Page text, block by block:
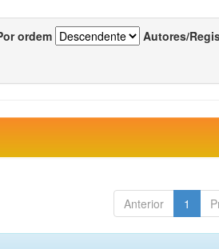
ordem Autores/
Anterior 1